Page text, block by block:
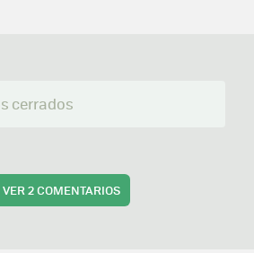
cerrados
VER2 COMENTARIOS